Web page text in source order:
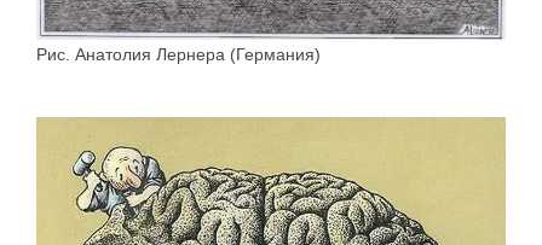
Рис. Анатолия Лернера (Германия)